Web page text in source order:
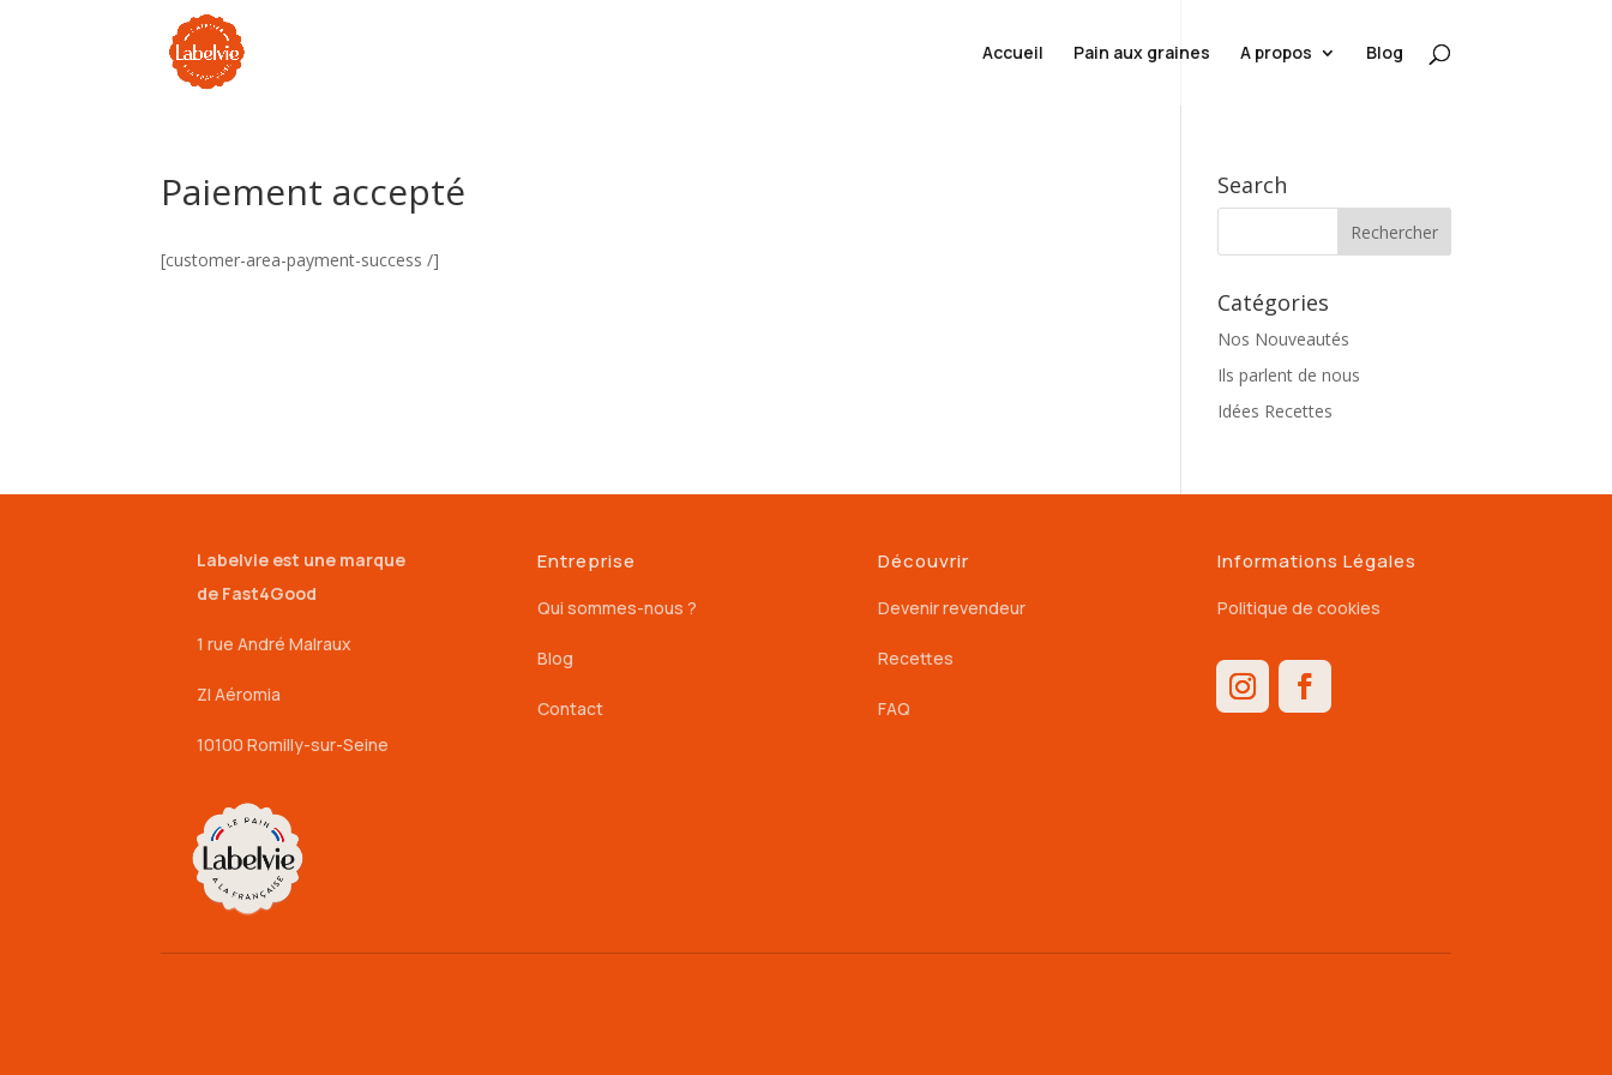
Accueil Pain aux graines A propos Blog
Paiement accepté
[customer-area-payment-success /]
Search
Catégories
Nos Nouveautés
Ils parlent de nous
Idées Recettes
Labelvie est une marque
de Fast4Good
1 rue André Malraux
ZI Aéromia
10100 Romilly-sur-Seine
Entreprise
Qui sommes-nous ?
Blog
Contact
Découvrir
Devenir revendeur
Recettes
FAQ
Informations Légales
Politique de cookies